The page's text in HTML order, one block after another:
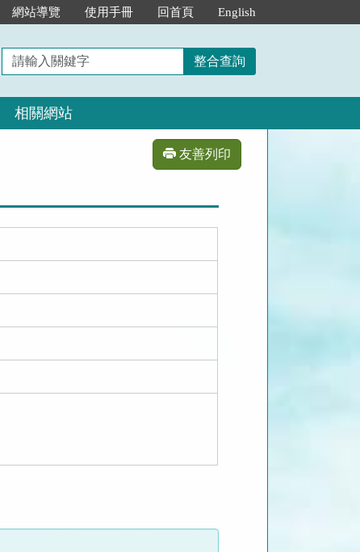
網站導覽 使用手冊 回首頁 English
請
輸
入
鍵
整合查詢
相關網站
友善列印